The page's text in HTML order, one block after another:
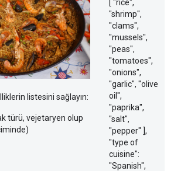
listesini sağlayın:
türü, vejetaryen olup
[ "rice",
"shrimp",
"clams",
"mussels",
"peas",
"tomatoes",
"onions",
"garlic", "olive
oil",
"paprika",
"salt",
"pepper" ],
"type of
cuisine":
"Spanish",